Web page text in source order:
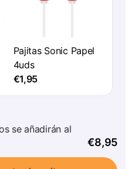
Pajitas Sonic Papel
4uds
€1,95
se añadirán al
€8,95